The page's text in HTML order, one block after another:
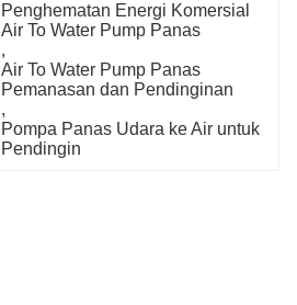
Penghematan Energi Komersial
Air To Water Pump Panas
,
Air To Water Pump Panas
Pemanasan dan Pendinginan
,
Pompa Panas Udara ke Air untuk
Pendingin